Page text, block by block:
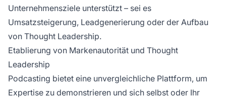
Unternehmensziele unterstützt – sei es
Umsatzsteigerung, Leadgenerierung oder der Aufbau
von Thought Leadership.
Etablierung von Markenautorität und Thought
Leadership
Podcasting bietet eine unvergleichliche Plattform, um
Expertise zu demonstrieren und sich selbst oder Ihr